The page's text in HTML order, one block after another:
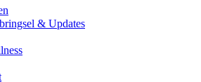
& Updates